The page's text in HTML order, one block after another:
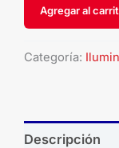
Agregar al
Categoría:
Descripción